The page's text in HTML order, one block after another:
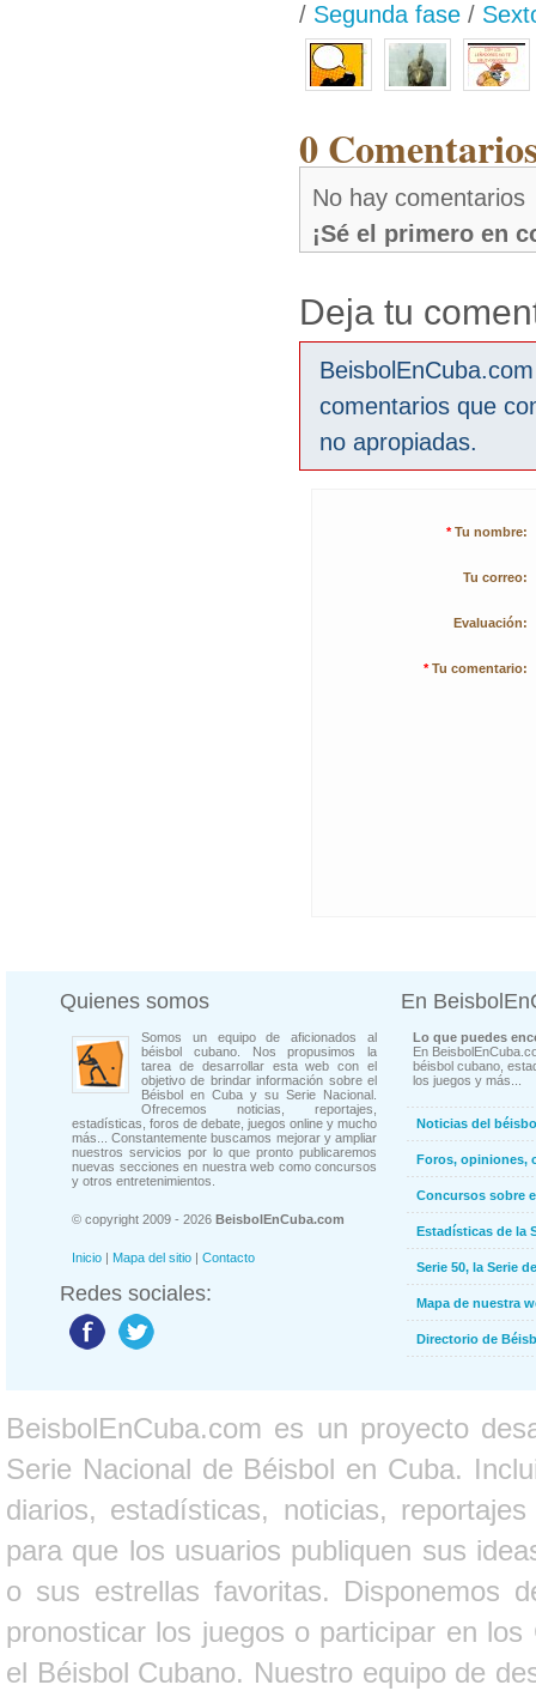
/ Segunda fase /
0
No hay comentarios
¡Sé el primero en
Deja tu
comentarios que
no apropiadas.
* Tu nombre:
Tu correo:
Evaluación:
* Tu comentario:
Quienes somos
Somos un equipo de aficionados al
béisbol cubano. Nos propusimos la
tarea de desarrollar esta web con el
objetivo de brindar información sobre el
Béisbol en Cuba y su Serie Nacional.
Ofrecemos noticias, reportajes,
estadísticas, foros de debate, juegos online y mucho
más... Constantemente buscamos mejorar y ampliar
nuestros servicios por lo que pronto publicaremos
nuevas secciones en nuestra web como concursos
y otros entretenimientos.
© copyright 2009 - 2026 BeisbolEnCuba.com
Inicio | Mapa del sitio | Contacto
Redes sociales:
En
Lo que puedes
En
béisbol cubano,
los juegos y más...
Noticias del
Foros, opiniones,
Concursos sobre
Estadísticas de la
Serie 50, la Serie
Mapa de nuestra
Directorio de
BeisbolEnCuba.com es un proyecto
Serie Nacional de Béisbol en Cuba.
diarios, estadísticas, noticias,
para que los usuarios publiquen sus
o sus estrellas favoritas. Disponemos
pronosticar los juegos o participar en
el Béisbol Cubano. Nuestro equipo de